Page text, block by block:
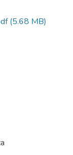
(5.68 MB)